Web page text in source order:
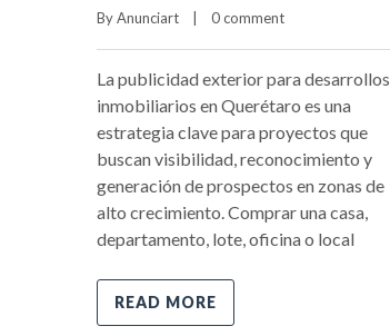
By Anunciart 0 comment
La publicidad exterior para desarrollos
inmobiliarios en Querétaro es una
estrategia clave para proyectos que
buscan visibilidad, reconocimiento y
generación de prospectos en zonas de
alto crecimiento. Comprar una casa,
departamento, lote, oficina o local
READ MORE